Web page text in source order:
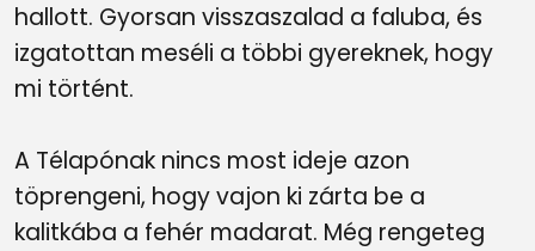
hallott. Gyorsan visszaszalad a faluba, és
izgatottan meséli a többi gyereknek, hogy
mi történt.
A Télapónak nincs most ideje azon
töprengeni, hogy vajon ki zárta be a
kalitkába a fehér madarat. Még rengeteg